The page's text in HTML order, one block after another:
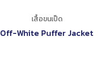
เสื้อขนเป็ด
Off-White Puffer Jacket